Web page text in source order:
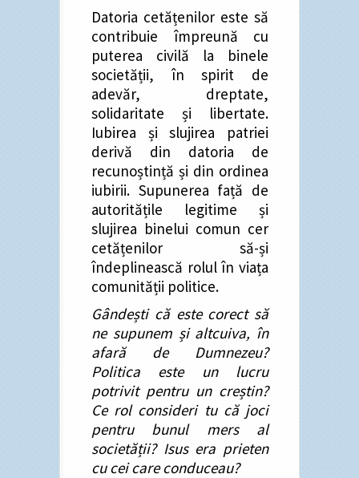
Datoria cetățenilor este să
contribuie împreună cu
puterea civilă la binele
societății, în spirit de
adevăr, dreptate,
solidaritate și libertate.
Iubirea și slujirea patriei
derivă din datoria de
recunoștință și din ordinea
iubirii. Supunerea față de
autoritățile legitime și
slujirea binelui comun cer
cetățenilor să-și
îndeplinească rolul în viața
comunității politice.
Gândești că este corect să
ne supunem și altcuiva, în
afară de Dumnezeu?
Politica este un lucru
potrivit pentru un creștin?
Ce rol consideri tu că joci
pentru bunul mers al
societății? Isus era prieten
cu cei care conduceau?